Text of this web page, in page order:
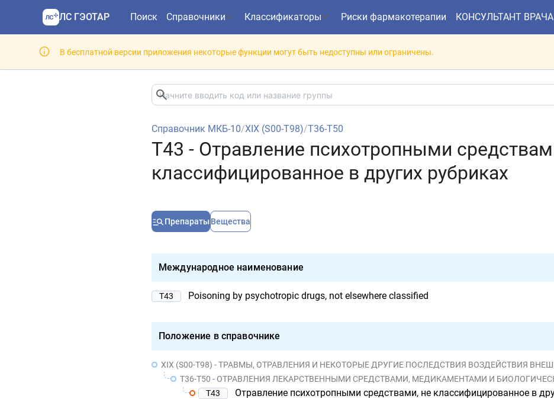
ЛС ГЭОТАР Поиск Справочники Классификаторы Риски фармакотерапии КОНСУЛЬТАНТ ВРАЧА
В бесплатной версии приложения некоторые функции могут быть недоступны или ограничены.
Справочник МКБ-10/XIX (S00-T98)/T36-T50
T43 - Отравление психотропными
классифицированное в других рубриках
Препараты Вещества
Международное наименование
T43 Poisoning by psychotropic drugs, not elsewhere classified
Положение в справочнике
XIX (S00-T98) - ТРАВМЫ, ОТРАВЛЕНИЯ И НЕКОТОРЫЕ ДРУГИЕ ПОСЛЕДСТВИЯ ВОЗДЕЙСТВИЯ
T36-T50 - ОТРАВЛЕНИЯ ЛЕКАРСТВЕННЫМИ СРЕДСТВАМИ, МЕДИКАМЕНТАМИ И
T43
Отравление психотропными средствами, не классифицированное в